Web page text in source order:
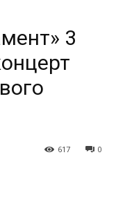
3
0
617